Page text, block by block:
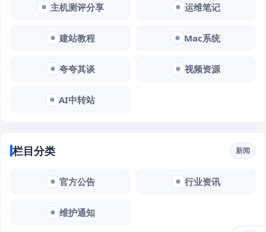
主机测评分享 运维笔记
建站教程 Mac系统
夸夸其谈 视频资源
AI中转站
栏目分类 新闻
官方公告 行业资讯
维护通知